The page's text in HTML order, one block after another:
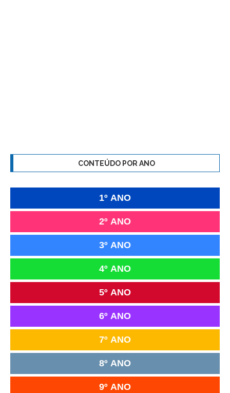
CONTEÚDO POR ANO
1º ANO
2º ANO
3º ANO
4º ANO
5º ANO
6º ANO
7º ANO
8º ANO
9º ANO